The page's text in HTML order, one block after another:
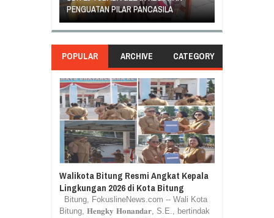
BERAKHIR DAMAI
POPULAR ARCHIVE CATEGORY
Walikota Bitung Resmi Angkat Kepala
Lingkungan 2026 di Kota Bitung
Bitung, FokuslineNews.com -- Wali Kota
Bitung, 𝐇𝐞𝐧𝐠𝐤𝐲 𝐇𝐨𝐧𝐚𝐧𝐝𝐚𝐫, S.E., bertindak